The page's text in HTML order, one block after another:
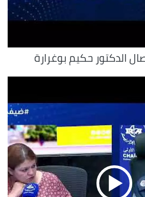
الدكتور حكيم بوغرارة